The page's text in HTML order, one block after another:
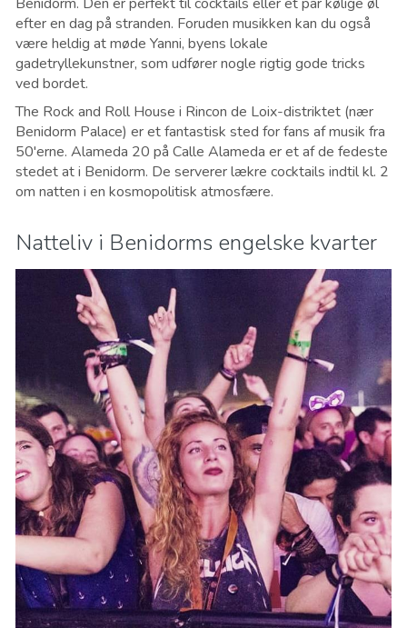
efter en dag på stranden. Foruden musikken kan du også
være heldig at møde Yanni, byens lokale
gadetryllekunstner, som udfører nogle rigtig gode tricks
ved bordet.
The Rock and Roll House i Rincon de Loix-distriktet (nær
Benidorm Palace) er et fantastisk sted for fans af musik fra
50'erne. Alameda 20 på Calle Alameda er et af de fedeste
stedet at i Benidorm. De serverer lækre cocktails indtil kl. 2
om natten i en kosmopolitisk atmosfære.
Natteliv i Benidorms engelske kvarter